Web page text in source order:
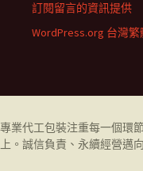
訂閱留言的資訊提供
WordPress.org 台灣
專業代工包裝注重每一個環
上。誠信負責、永續經營邁